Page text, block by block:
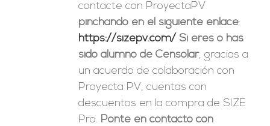
contacte con ProyectaPV
pinchando en el siguiente enlace:
https://sizepv.com/ Si eres o has
sido alumno de Censolar, gracias a
un acuerdo de colaboración con
Proyecta PV, cuentas con
descuentos en la compra de SIZE
Pro. Ponte en contacto con